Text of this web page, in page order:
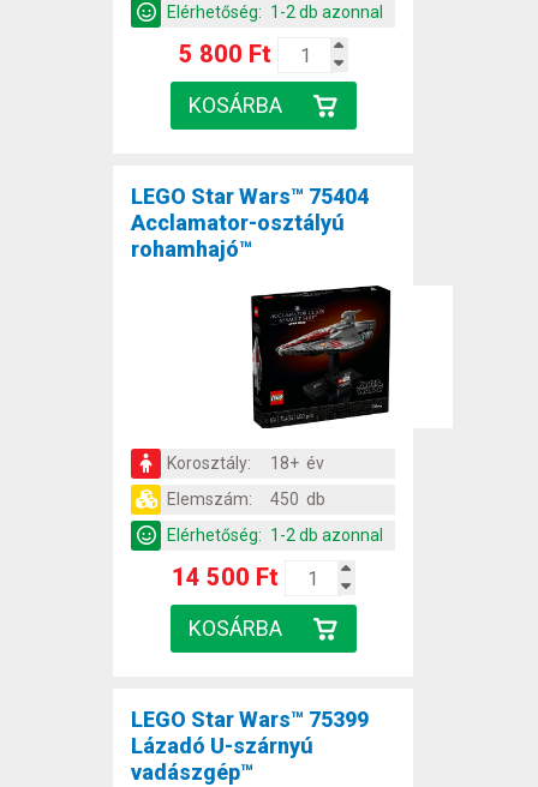
Elérhetőség: 1-2 db azonnal
5 800 Ft
LEGO Star Wars™ 75404
Acclamator-osztályú
rohamhajó™
Korosztály:
18+ év
Elemszám:
450 db
Elérhetőség: 1-2 db azonnal
14 500 Ft
LEGO Star Wars™ 75399
Lázadó U-szárnyú
vadászgép™